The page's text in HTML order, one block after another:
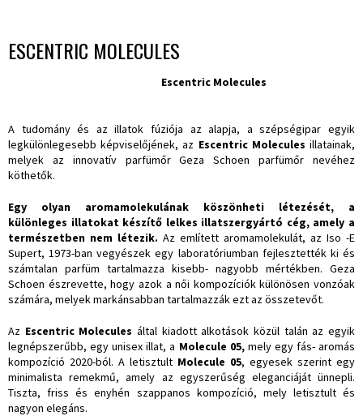
ESCENTRIC MOLECULES
Escentric Molecules
A tudomány és az illatok fúziója az alapja, a szépségipar egyik
legkülönlegesebb képviselőjének, az Escentric Molecules illatainak,
melyek az innovatív parfümőr Geza Schoen parfümőr nevéhez
köthetők.
Egy olyan aromamolekulának köszönheti létezését, a
különleges illatokat készítő lelkes illatszergyártó cég, amely a
természetben nem létezik. Az említett aromamolekulát, az Iso -E
Supert, 1973-ban vegyészek egy laboratóriumban fejlesztették ki és
számtalan parfüm tartalmazza kisebb- nagyobb mértékben. Geza
Schoen észrevette, hogy azok a női kompozíciók különösen vonzóak
számára, melyek markánsabban tartalmazzák ezt az összetevőt.
Az Escentric Moleculesáltal kiadott alkotások közül talán az egyik
legnépszerűbb, egy unisex illat, a Molecule 05,mely egy fás- aromás
kompozíció 2020-ból. A letisztult Molecule 05, egyesek szerint egy
minimalista remekmű, amely az egyszerűség eleganciáját ünnepli.
Tiszta, friss és enyhén szappanos kompozíció, mely letisztult és
nagyon elegáns.